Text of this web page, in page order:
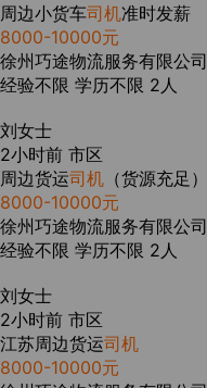
周边小货车司机准时发薪
8000-10000元
徐州巧途物流服务有限公司
经验不限 学历不限 2人
刘女士
2小时前 市区
周边货运司机 （货源充足）
8000-10000元
徐州巧途物流服务有限公司
经验不限 学历不限 2人
刘女士
2小时前 市区
江苏周边货运司机
8000-10000元